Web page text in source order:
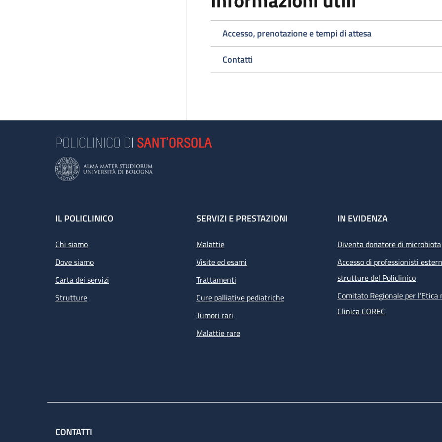
Accesso, prenotazione e tempi di attesa
Contatti
Footer
IL POLICLINICO
Chi siamo
Dove siamo
Carta dei servizi
Strutture
SERVIZI E PRESTAZIONI
Malattie
Visite ed esami
Trattamenti
Cure palliative pediatriche
Tumori rari
Malattie rare
IN EVIDENZA
Diventa donatore di microbiota
Accesso di professionisti
strutture del Policlinico
Comitato Regionale per l’Etica
Clinica COREC
CONTATTI